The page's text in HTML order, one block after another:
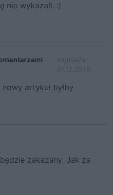
nie wykazali. :)
artykuł byłby
zakazany. Jak za